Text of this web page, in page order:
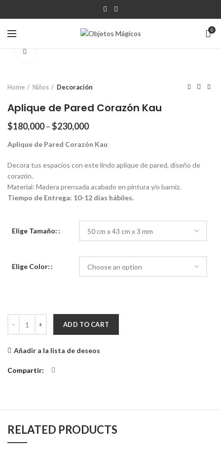
0
Home Niños Decoración
Aplique de Pared Corazón Kau
$180,000–$230,000
Aplique de Pared Corazón Kau
Decora tus espacios con este lindo aplique de pared, diseño de
corazón.
Material: Madera prensada acabado en pintura y/o barniz.
Tiempo de Entrega: 10-12 días hábiles.
Elige Tamaño:
Elige Color:
ADD TO CART
Añadir a la lista de deseos
Compartir
RELATED PRODUCTS